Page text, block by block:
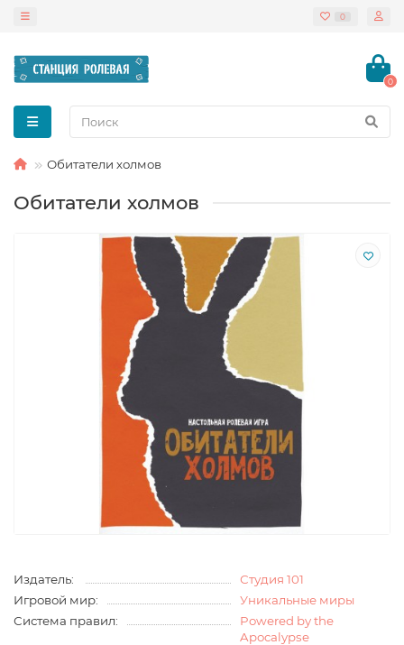
0
0
Обитатели холмов
Обитатели холмов
Издатель:
Студия 101
Игровой мир:
Уникальные миры
Система правил:
Powered by the
Apocalypse